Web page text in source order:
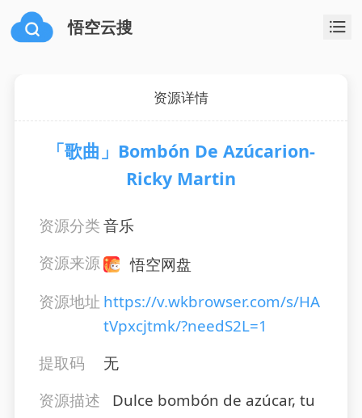
悟空云搜
资源详情
「歌曲」Bombón De Azúcarion-
Ricky Martin
资源分类音乐
资源来源
悟空网盘
资源地址 https://v.wkbrowser.com/s/HA
tVpxcjtmk/?needS2L=1
提取码
无
资源描述
Dulce bombón de azúcar, tu